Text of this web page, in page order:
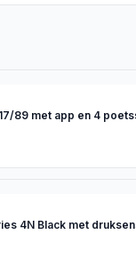
89 met app en 4
4N Black met